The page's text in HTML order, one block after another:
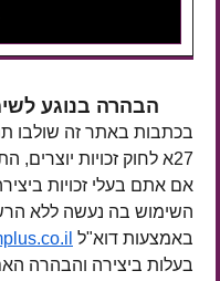
הבהרה בנוגע
בכתבות באתר זה שולבו
27א לחוק זכויות יוצרים, התשס"ח–2007.
אם אתם בעלי זכויות
השימוש בה נעשה ללא
באמצעות דוא"ל
בעלות ביצירה והבהרה